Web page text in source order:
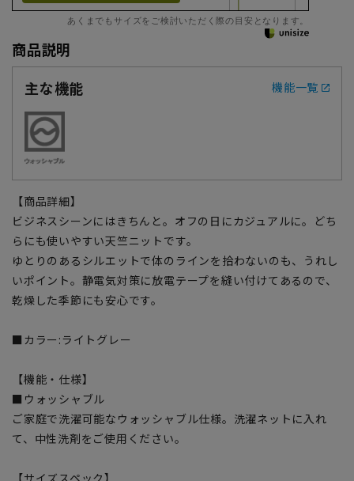
あくまでもサイズをご検討いただく際の目安となります。
商品説明
主な機能
機能一覧
【商品詳細】
ビジネスシーンにはきちんと。オフの日にカジュアルに。どち
らにも使いやすい天竺ニットです。
ゆとりのあるシルエットで体のラインを拾わないのも、うれし
いポイント。静電気対策に放電テープを縫い付けてあるので、
乾燥した季節にも安心です。
■カラー:ライトグレー
【機能・仕様】
■ウォッシャブル
ご家庭で洗濯可能なウォッシャブル仕様。洗濯ネットに入れ
て、中性洗剤をご使用ください。
【サイズスペック】